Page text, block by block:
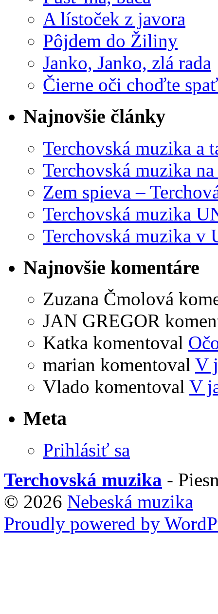
A lístoček z javora
Pôjdem do Žiliny
Janko, Janko, zlá rada
Čierne oči choďte spať
Najnovšie články
Terchovská muzika a
Terchovská muzika
Zem spieva –
Terchovská muzika
Terchovská muzika v
Najnovšie komentáre
Zuzana Čmolová
JAN GREGOR
Katka komentoval
marian komentoval V
Vlado komentoval V
Meta
Prihlásiť sa
Terchovská muzika -
© 2026 Nebeská muzika
Proudly powered by